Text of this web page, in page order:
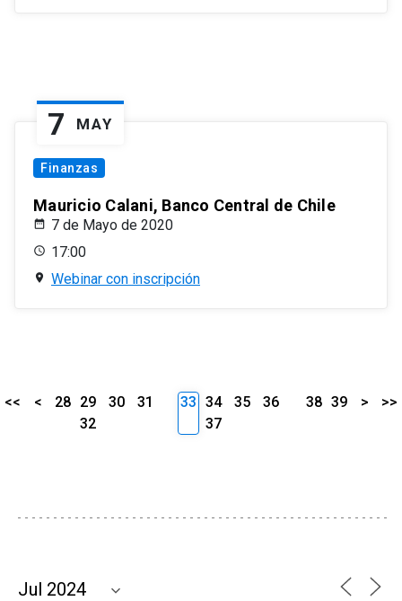
7 MAY
Finanzas
Mauricio Calani, Banco Central de Chile
7 de Mayo de 2020
17:00
Webinar con inscripción
<< < 28 29 30
31
32
33 34 35
36
37
38 39 > >>